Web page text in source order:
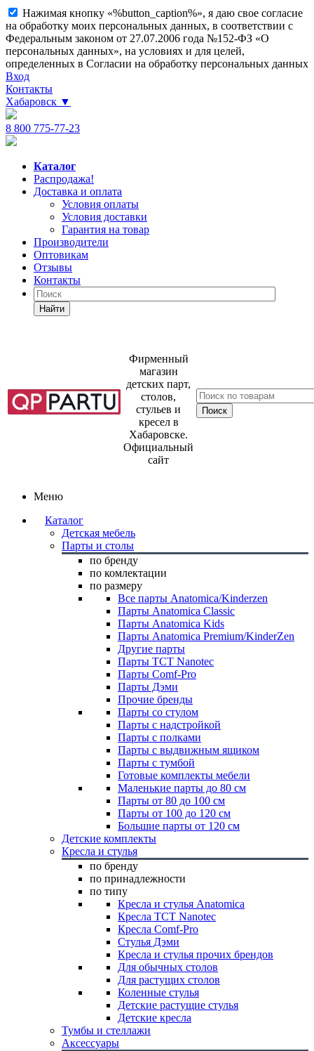
Нажимая кнопку «%button_caption%», я даю свое согласие
на обработку моих персональных данных, в соответствии с
Федеральным законом от 27.07.2006 года №152-ФЗ «О
персональных данных», на условиях и для целей,
определенных в Согласии на обработку персональных данных
Вход
Контакты
Хабаровск ▼
8 800 775-77-23
Каталог
Распродажа!
Доставка и оплата
Условия оплаты
Условия доставки
Гарантия на товар
Производители
Оптовикам
Отзывы
Контакты
Найти
Фирменный
магазин
детских парт,
столов,
стульев и
кресел в
Хабаровске.
Официальный
сайт
Меню
Каталог
Детская мебель
Парты и столы
по бренду
по комлектации
по размеру
Все парты Anatomica/Kinderzen
Парты Anatomica Classic
Парты Anatomica Kids
Парты Anatomica Premium/KinderZen
Другие парты
Парты TCT Nanotec
Парты Comf-Pro
Парты Дэми
Прочие бренды
Парты со стулом
Парты с надстройкой
Парты с полками
Парты с выдвижным ящиком
Парты с тумбой
Готовые комплекты мебели
Маленькие парты до 80 см
Парты от 80 до 100 см
Парты от 100 до 120 см
Большие парты от 120 см
Детские комплекты
Кресла и стулья
по бренду
по принадлежности
по типу
Кресла и стулья Anatomica
Кресла TCT Nanotec
Кресла Comf-Pro
Стулья Дэми
Кресла и стулья прочих брендов
Для обычных столов
Для растущих столов
Коленные стулья
Детские растущие стулья
Детские кресла
Тумбы и стеллажи
Аксессуары